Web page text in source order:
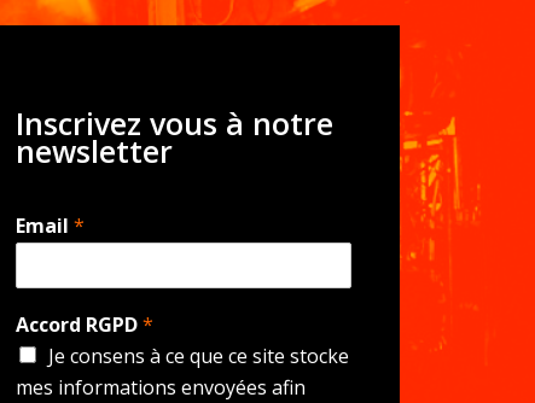
Inscrivez vous à notre
newsletter
Email*
Accord RGPD*
Je consens à ce que ce site stocke
mes informations envoyées afin